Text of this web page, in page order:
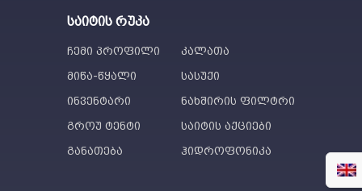
საიტის რუკა
ჩემი პროფილი
კალათა
მიწა-წყალი
სასუქი
ინვენტარი
ნახშირის ფილტრი
გროუ ტენტი
საიტის აქციები
განათება
ჰიდროფონიკა